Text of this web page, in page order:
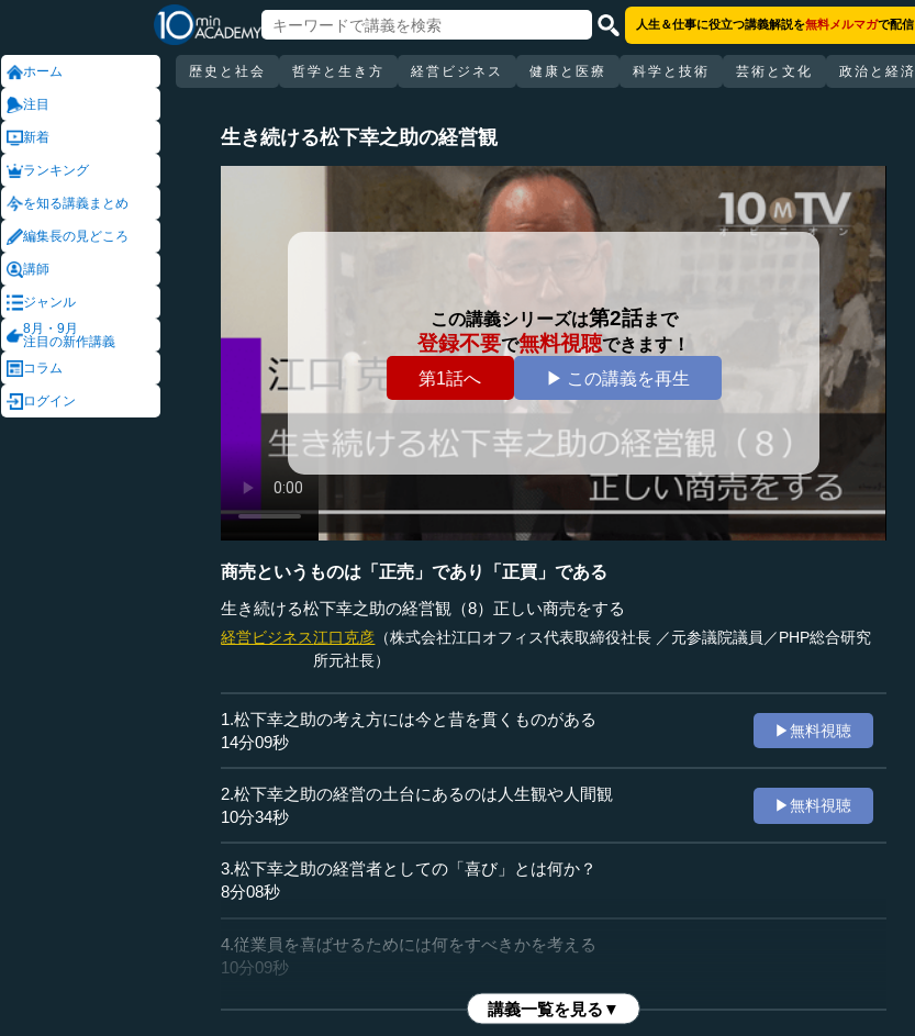
ホーム
注目
新着
ランキング
を知る講義まとめ
編集長の見どころ
講師
ジャンル
8月・9月
注目の新作講義
コラム
ログイン
人生＆仕事に役立つ講義解説を無料メルマガで配信
歴史と社会 哲学と生き方 経営ビジネス 健康と医療 科学と技術 芸術と文化 政治と経済
生き続ける松下幸之助の経営観
この講義シリーズは第2話まで
登録不要で無料視聴できます！
第1話へ
▶ この講義を再生
商売というものは「正売」であり「正買」である
生き続ける松下幸之助の経営観（8）正しい商売をする
経営ビジネス江口克彦 （株式会社江口オフィス代表取締役社長 ／元参議院議員／PHP総合研究
所元社長）
1.松下幸之助の考え方には今と昔を貫くものがある
14分09秒
▶無料視聴
2.松下幸之助の経営の土台にあるのは人生観や人間観
10分34秒
▶無料視聴
3.松下幸之助の経営者としての「喜び」とは何か？
8分08秒
4.従業員を喜ばせるためには何をすべきかを考える
10分09秒
講義一覧を見る▼